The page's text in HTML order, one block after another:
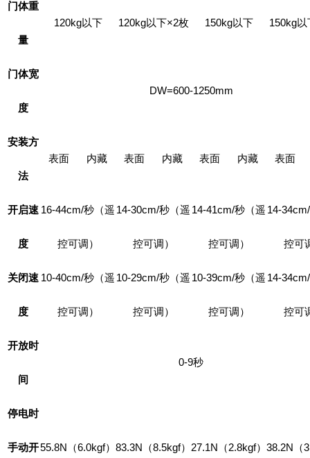
门体重
量
120kg以下 120kg以下×2枚 150kg以下 150kg
门体宽
度
DW=600-1250mm
安装方
法
表面 内藏 表面 内藏 表面 内藏 表面
开启速
度
16-44cm/秒（遥
控可调）
14-30cm/秒（遥
控可调）
14-41cm/秒（遥
控可调）
14-
控可
关闭速
度
10-40cm/秒（遥
控可调）
10-29cm/秒（遥
控可调）
10-39cm/秒（遥
控可调）
14-
控可
开放时
间
0-9秒
停电时
手动开55.8N（6.0kgf） 83.3N（8.5kgf） 27.1N（2.8kgf） 38.2N（